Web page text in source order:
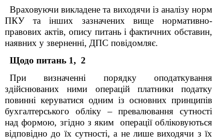
Враховуючи викладене та виходячи із аналізу норм
ПКУ та інших зазначених вище нормативно-
правових актів, опису питань і фактичних обставин,
наявних у зверненні, ДПС повідомляє.
Щодо питань 1, 2
При визначенні порядку оподаткування
здійснюваних ними операцій платники податку
повинні керуватися одним із основних принципів
бухгалтерського обліку – превалювання сутності
над формою, згідно з яким операції обліковуються
відповідно до їх сутності, а не лише виходячи з їх